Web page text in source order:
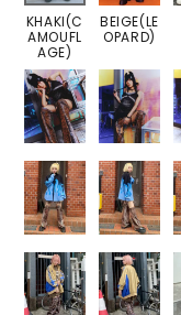
KHAKI(C
AMOUFL
AGE)
BEIGE(LE
OPARD)